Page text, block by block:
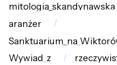
mitologia_skandynawska
aranżer
Wywiad_z